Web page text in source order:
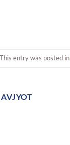
This entry was posted in